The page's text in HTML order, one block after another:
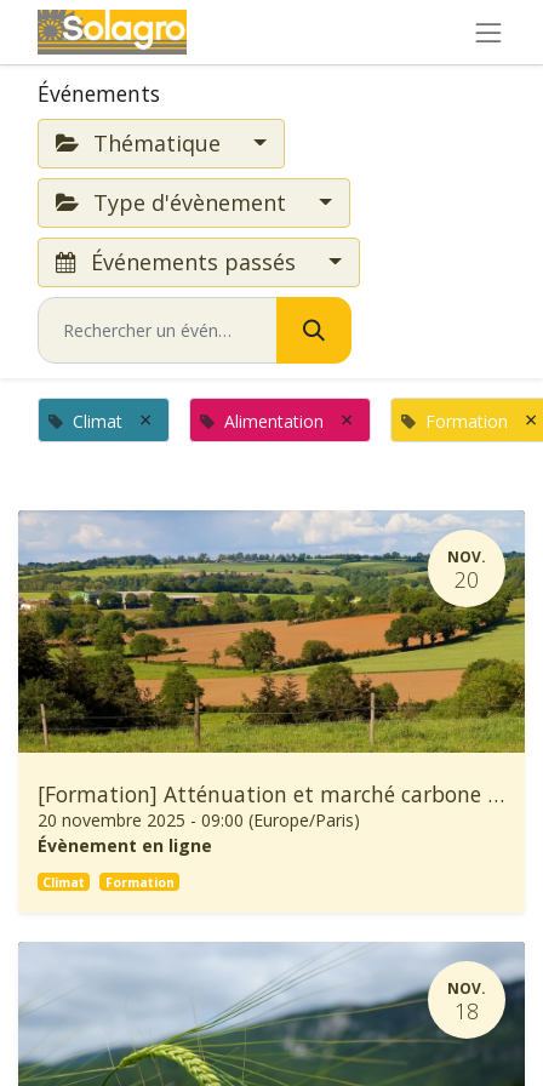
Événements
Thématique
Type d'évènement
Événements passés
Climat × Alimentation × Formation ×
NOV.
20
[Formation] Atténuation et marché carbone en agriculture
20 novembre 2025 - 09:00 (Europe/Paris)
Évènement en ligne
Climat Formation
NOV.
18